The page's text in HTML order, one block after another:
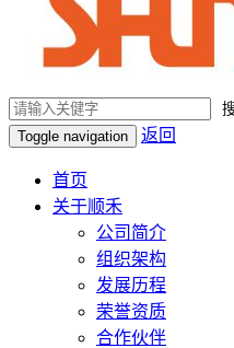
Toggle navigation
返回
首页
关于顺禾
公司简介
组织架构
发展历程
荣誉资质
合作伙伴